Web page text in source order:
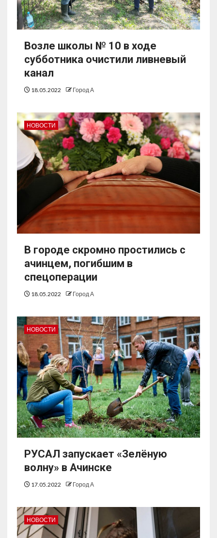
Возле школы № 10 в ходе
субботника очистили ливневый
канал
18.05.2022 Город А
НОВОСТИ
В городе скромно простились с
ачинцем, погибшим в
спецоперации
18.05.2022 Город А
НОВОСТИ
РУСАЛ запускает «Зелёную
волну» в Ачинске
17.05.2022 Город А
НОВОСТИ